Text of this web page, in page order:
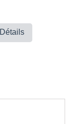
Détails